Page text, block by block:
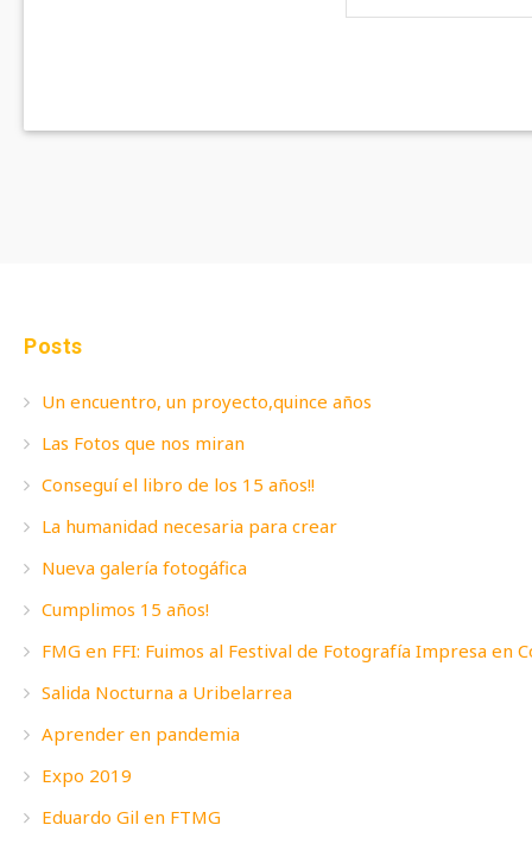
Posts
Un encuentro, un proyecto,quince años
Las Fotos que nos miran
Conseguí el libro de los 15 años!!
La humanidad necesaria para crear
Nueva galería fotogáfica
Cumplimos 15 años!
FMG en FFI: Fuimos al Festival de Fotografía Impresa en
Salida Nocturna a Uribelarrea
Aprender en pandemia
Expo 2019
Eduardo Gil en FTMG